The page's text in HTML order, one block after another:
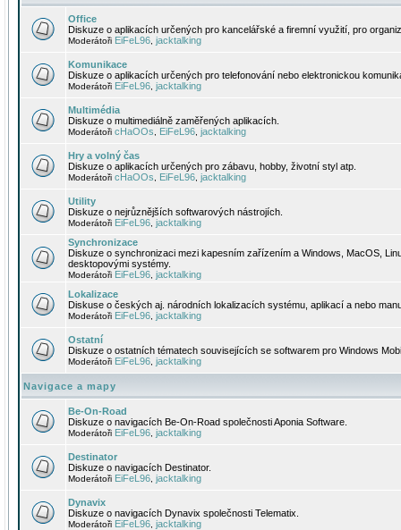
Office
Diskuze o aplikacích určených pro kancelářské a firemní využití, pro
Moderátoři EiFeL96 jacktalking
Komunikace
Diskuze o aplikacích určených pro telefonování nebo elektronickou
Moderátoři EiFeL96 jacktalking
Multimédia
Diskuze o multimediálně zaměřených aplikacích.
Moderátoři cHaOOs EiFeL96 jacktalking
Hry a volný čas
Diskuze o aplikacích určených pro zábavu, hobby, životní styl atp.
Moderátoři cHaOOs EiFeL96 jacktalking
Utility
Diskuze o nejrůznějších softwarových nástrojích.
Moderátoři EiFeL96 jacktalking
Synchronizace
Diskuze o synchronizaci mezi kapesním zařízením a Windows, MacOS,
desktopovými systémy.
Moderátoři EiFeL96 jacktalking
Lokalizace
Diskuse o českých aj. národních lokalizacích systému, aplikací a nebo
Moderátoři EiFeL96 jacktalking
Ostatní
Diskuze o ostatních tématech souvisejících se softwarem pro Windows
Moderátoři EiFeL96 jacktalking
Navigace a mapy
Be-On-Road
Diskuze o navigacích Be-On-Road společnosti Aponia Software.
Moderátoři EiFeL96 jacktalking
Destinator
Diskuze o navigacích Destinator.
Moderátoři EiFeL96 jacktalking
Dynavix
Diskuze o navigacích Dynavix společnosti Telematix.
Moderátoři EiFeL96 jacktalking